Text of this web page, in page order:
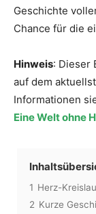
Geschichte
Chance für die
Hinweis: Dieser
auf dem
Informationen
Eine Welt ohne
1 Herz-
2 Kurze